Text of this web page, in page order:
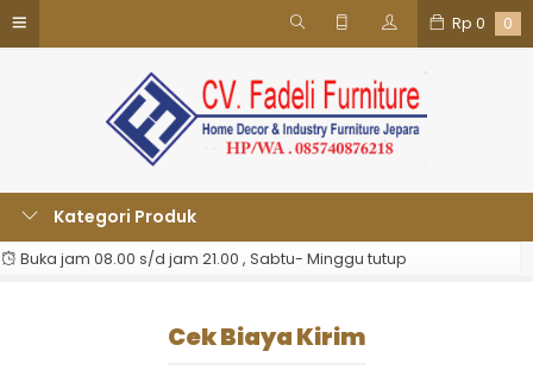
Rp 0 0
Kategori Produk
Buka jam 08.00 s/d jam 21.00 , Sabtu- Minggu tutup
Cek Biaya Kirim